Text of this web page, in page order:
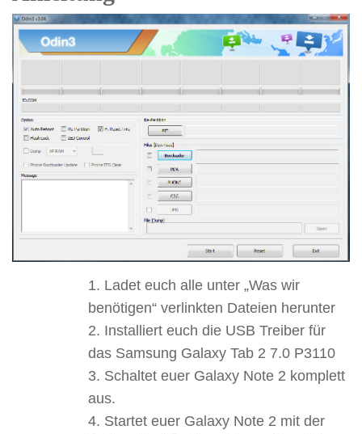
Ladet euch alle unter „Was wir
benötigen“ verlinkten Dateien herunter
Installiert euch die USB Treiber für
das Samsung Galaxy Tab 2 7.0 P3110
Schaltet euer Galaxy Note 2 komplett
aus.
Startet euer Galaxy Note 2 mit der